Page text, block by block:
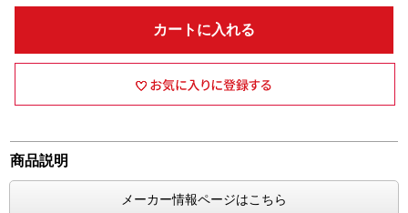
カートに入れる
商品説明
メーカー情報ページはこちら